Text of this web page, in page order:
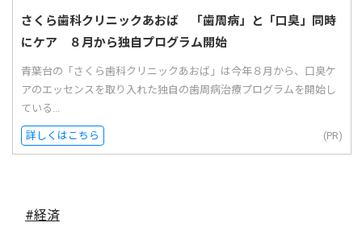
さくら歯科クリニックあおば 「歯周病」と「口臭」同時
にケア ８月から独自プログラム開始
青葉台の「さくら歯科クリニックあおば」は今年８月から、口臭ケ
アのエッセンスを取り入れた独自の歯周病治療プログラムを開始し
ている...
詳しくはこちら (PR)
#経済